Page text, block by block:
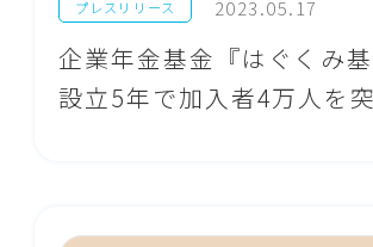
プレスリリース 2023.05.17
企業年金基金『はぐくみ
設立5年で加入者4万人を